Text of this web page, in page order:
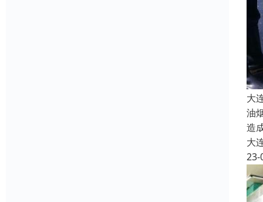
大
油
造
大
23-